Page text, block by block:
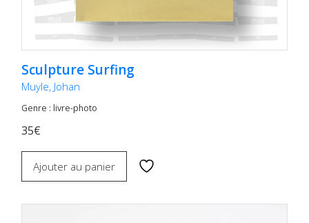
Sculpture Surfing
Muyle, Johan
Genre : livre-photo
35€
Ajouter au panier